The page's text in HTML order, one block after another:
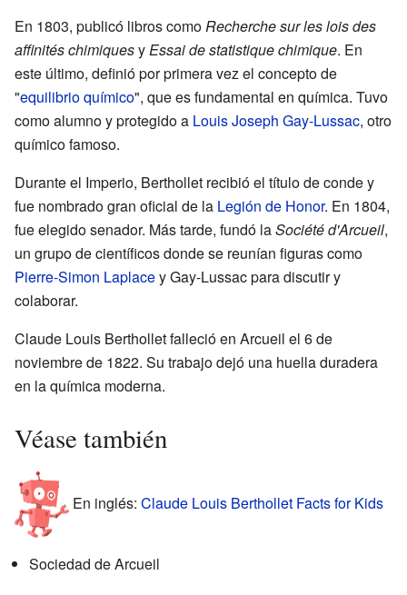
En 1803, publicó libros comoRecherche sur les lois des
affinités chimiquesyEssai de statistique chimique. En
este último, definió por primera vez el concepto de
"equilibrio químico", que es fundamental en química. Tuvo
como alumno y protegido a Louis Joseph Gay-Lussac, otro
químico famoso.
Durante el Imperio, Berthollet recibió el título de conde y
fue nombrado gran oficial de la Legión de Honor. En 1804,
fue elegido senador. Más tarde, fundó laSociété d'Arcueil,
un grupo de científicos donde se reunían figuras como
Pierre-Simon Laplacey Gay-Lussac para discutir y
colaborar.
Claude Louis Berthollet falleció en Arcueil el 6 de
noviembre de 1822. Su trabajo dejó una huella duradera
en la química moderna.
Véase también
En inglés: Claude Louis Berthollet Facts for Kids
Sociedad de Arcueil